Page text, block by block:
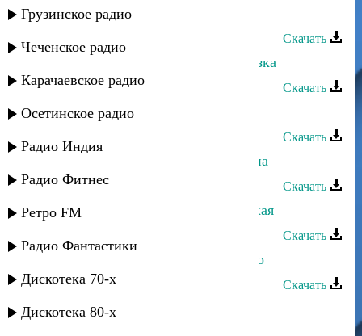
Грузинское радио
Чеченское радио
Карачаевское радио
Осетинское радио
Радио Индия
Радио Фитнес
Ретро FM
Радио Фантастики
Дискотека 70-х
Дискотека 80-х
Рейсан Магомедкеримов - Мама
Скачать
Рейсан Магомедкеримов - Кареглазка
Скачать
Рейсан Магомедкеримов - Дочь
Скачать
Рейсан Магомедкеримов - Моя луна
Скачать
Рейсан Магомедкеримов - Воровская
Скачать
Рейсан Магомедкеримов - Братство
Скачать
Рейсан Магомедкеримов - Жизнь